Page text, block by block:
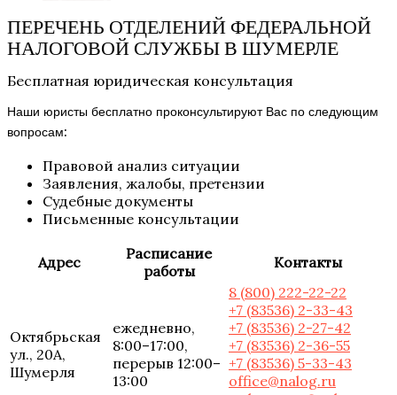
ПЕРЕЧЕНЬ ОТДЕЛЕНИЙ ФЕДЕРАЛЬНОЙ
НАЛОГОВОЙ СЛУЖБЫ В ШУМЕРЛЕ
Бесплатная юридическая консультация
Наши юристы бесплатно проконсультируют Вас по следующим
вопросам:
Правовой анализ ситуации
Заявления, жалобы, претензии
Судебные документы
Письменные консультации
Адрес
Расписание
работы
Контакты
Октябрьская
ул., 20А,
Шумерля
ежедневно,
8:00–17:00,
перерыв 12:00–
13:00
8 (800) 222-22-22
+7 (83536) 2-33-43
+7 (83536) 2-27-42
+7 (83536) 2-36-55
+7 (83536) 5-33-43
office@nalog.ru